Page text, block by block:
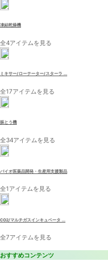
凍結乾燥機
全4アイテムを見る
ミキサー/ローテーター/スターラ ...
全17アイテムを見る
振とう機
全34アイテムを見る
バイオ医薬品開発・生産用支援製品
全1アイテムを見る
CO2/マルチガスインキュベータ ...
全7アイテムを見る
おすすめコンテンツ